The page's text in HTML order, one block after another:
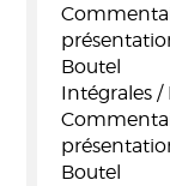
Boutel
Intégrales /
Boutel